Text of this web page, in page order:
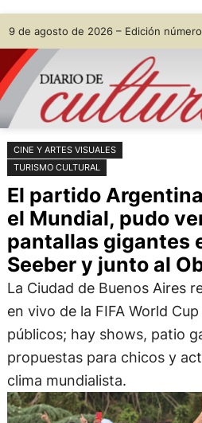
Saltar
al
contenido
Skip
to
content
9 de agosto de 2026 – Edición
CINE Y ARTES VISUALES
TURISMO CULTURAL
El partido
el Mundial, pudo
pantallas gigantes
Seeber y junto al
La Ciudad de Buenos Aires
en vivo de la FIFA World
públicos; hay shows, patio
propuestas para chicos y
clima mundialista.